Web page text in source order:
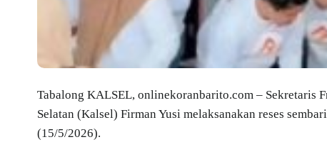
Tabalong KALSEL, onlinekoranbarito.com – Sekretaris
Selatan (Kalsel) Firman Yusi melaksanakan reses
(15/5/2026).